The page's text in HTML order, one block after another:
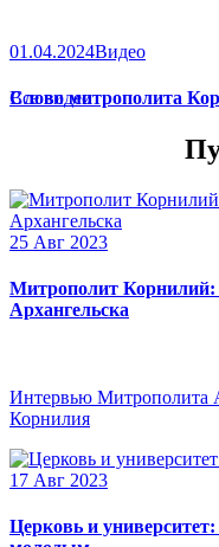
01.04.2024Видео
Слово митрополита
Все видео
25 Авг 2023
Митрополит Корнилий:
Архангельска
Интервью Митрополита
Корнилия
17 Авг 2023
Церковь и университет: